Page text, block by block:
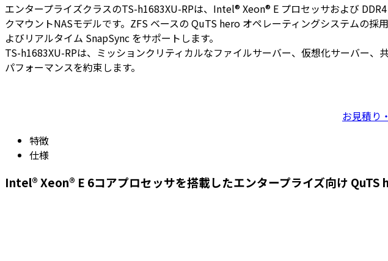
エンタープライズクラスのTS-h1683XU-RPは、Intel® Xeon® E プロセッサおよび
クマウントNASモデルです。ZFS ベースの QuTS hero オペレーティングシステムの
よびリアルタイム SnapSync をサポートします。
TS-h1683XU-RPは、ミッションクリティカルなファイルサーバー、仮想化サーバー
パフォーマンスを約束します。
お見積り
特徴
仕様
Intel® Xeon® E 6コアプロセッサを搭載したエンタープライズ向け QuTS